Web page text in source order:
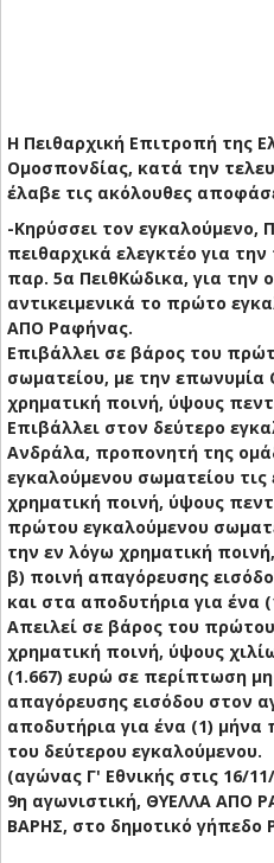
Η Πειθαρχική Επιτροπή της
Ομοσπονδίας, κατά την
έλαβε τις ακόλουθες
-Κηρύσσει τον εγκαλούμενο,
πειθαρχικά ελεγκτέο για
παρ. 5α ΠειθΚώδικα, για την
αντικειμενικά το πρώτο
ΑΠΟ Ραφήνας.
Επιβάλλει σε βάρος του
σωματείου, με την
χρηματική ποινή, ύψους
Επιβάλλει στον δεύτερο
Ανδράλα, προπονητή της
εγκαλούμενου σωματείου τις
χρηματική ποινή, ύψους
πρώτου εγκαλούμενου
την εν λόγω χρηματική
β) ποινή απαγόρευσης
και στα αποδυτήρια για ένα
Απειλεί σε βάρος του
χρηματική ποινή, ύψους
(1.667) ευρώ σε περίπτωση
απαγόρευσης εισόδου στον
αποδυτήρια για ένα (1)
του δεύτερου εγκαλούμενου.
(αγώνας Γ' Εθνικής στις 16/
9η αγωνιστική, ΘΥΕΛΛΑ ΑΠΟ
ΒΑΡΗΣ, στο δημοτικό γήπεδο